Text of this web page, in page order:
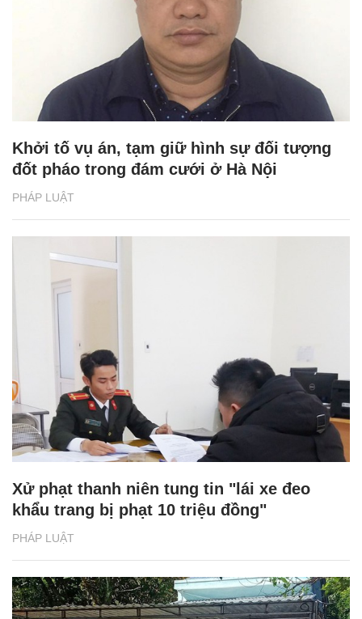
PHÁP LUẬT
Khởi tố vụ án, tạm giữ hình sự đối tượng
đốt pháo trong đám cưới ở Hà Nội
PHÁP LUẬT
Xử phạt thanh niên tung tin "lái xe đeo
khẩu trang bị phạt 10 triệu đồng"